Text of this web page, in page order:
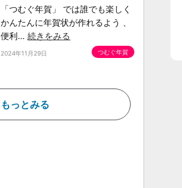
「つむぐ年賀」 では誰でも楽しく
かんたんに年賀状が作れるよう 、
便利…続きをみる
2024年11月29日 つむぐ年賀
もっとみる